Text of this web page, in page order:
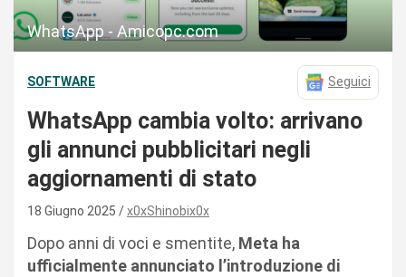
WhatsApp - Amicopc.com
SOFTWARE Seguici
WhatsApp cambia volto: arrivano
gli annunci pubblicitari negli
aggiornamenti di stato
18 Giugno 2025 x0xShinobix0x
Dopo anni di voci e smentite, Meta ha
ufficialmente annunciato l’introduzione di